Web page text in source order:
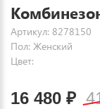
Артикул: 8278150
Пол: Женский
Цвет:
16 480 ₽